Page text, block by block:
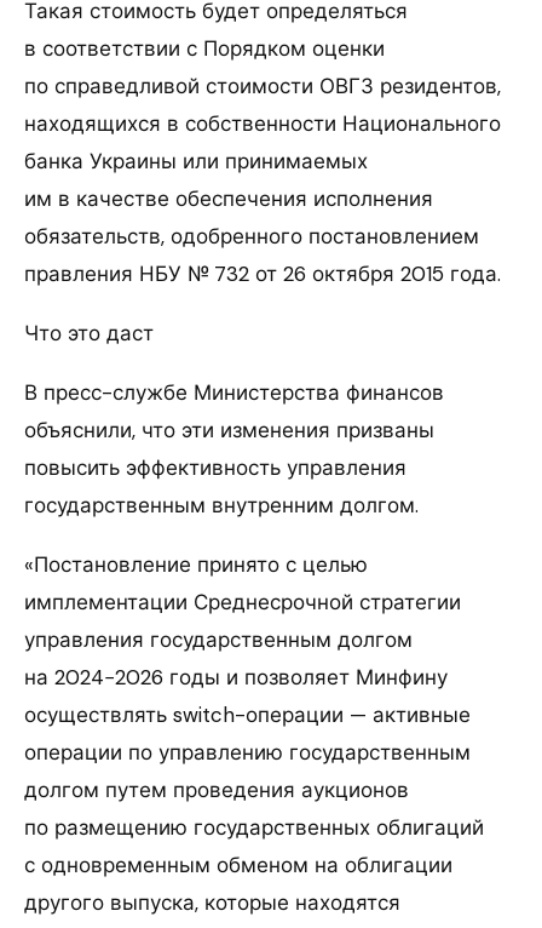
Такая стоимость будет определяться
в соответствии с Порядком оценки
по справедливой стоимости ОВГЗ резидентов,
находящихся в собственности Национального
банка Украины или принимаемых
им в качестве обеспечения исполнения
обязательств, одобренного постановлением
правления НБУ № 732 от 26 октября 2015 года.
Что это даст
В пресс-службе Министерства финансов
объяснили, что эти изменения призваны
повысить эффективность управления
государственным внутренним долгом.
«Постановление принято с целью
имплементации Среднесрочной стратегии
управления государственным долгом
на 2024−2026 годы и позволяет Минфину
осуществлять switch-операции — активные
операции по управлению государственным
долгом путем проведения аукционов
по размещению государственных облигаций
с одновременным обменом на облигации
другого выпуска, которые находятся